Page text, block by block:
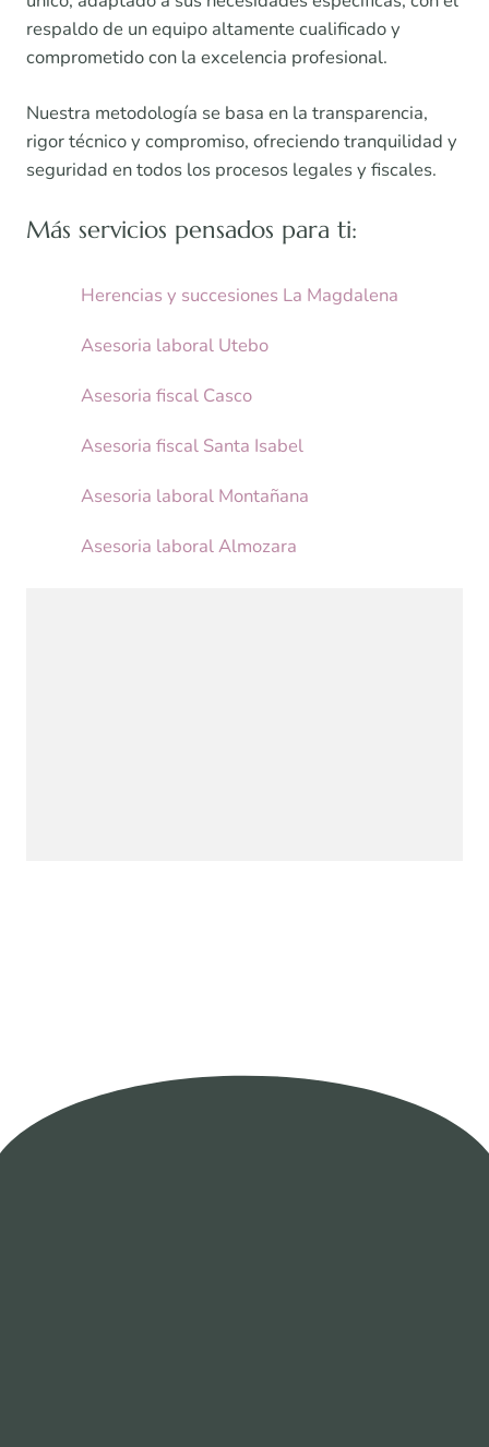
respaldo de un equipo altamente cualificado y
comprometido con la excelencia profesional.
Nuestra metodología se basa en la transparencia,
rigor técnico y compromiso, ofreciendo tranquilidad y
seguridad en todos los procesos legales y fiscales.
Más servicios pensados para ti:
Herencias y succesiones La Magdalena
Asesoria laboral Utebo
Asesoria fiscal Casco
Asesoria fiscal Santa Isabel
Asesoria laboral Montañana
Asesoria laboral Almozara